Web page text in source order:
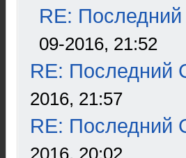
RE:
09-2016, 21:52
RE: Последний
2016, 21:57
RE: Последний
2016, 20:02